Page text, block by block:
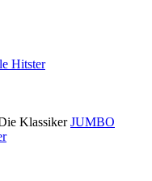
Hitster
JUMBO